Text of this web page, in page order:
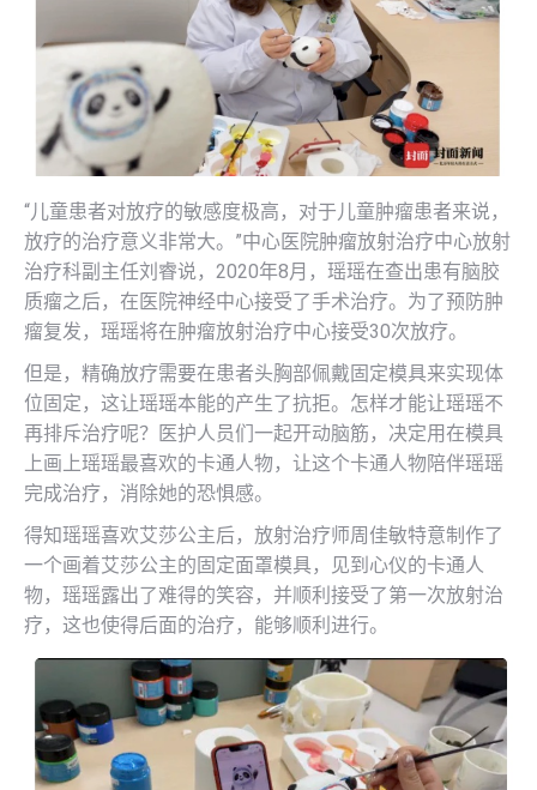
“儿童患者对放疗的敏感度极高，对于儿童肿瘤患者来说，
放疗的治疗意义非常大。”中心医院肿瘤放射治疗中心放射
治疗科副主任刘睿说，2020年8月，瑶瑶在查出患有脑胶
质瘤之后，在医院神经中心接受了手术治疗。为了预防肿
瘤复发，瑶瑶将在肿瘤放射治疗中心接受30次放疗。
但是，精确放疗需要在患者头胸部佩戴固定模具来实现体
位固定，这让瑶瑶本能的产生了抗拒。怎样才能让瑶瑶不
再排斥治疗呢？医护人员们一起开动脑筋，决定用在模具
上画上瑶瑶最喜欢的卡通人物，让这个卡通人物陪伴瑶瑶
完成治疗，消除她的恐惧感。
得知瑶瑶喜欢艾莎公主后，放射治疗师周佳敏特意制作了
一个画着艾莎公主的固定面罩模具，见到心仪的卡通人
物，瑶瑶露出了难得的笑容，并顺利接受了第一次放射治
疗，这也使得后面的治疗，能够顺利进行。